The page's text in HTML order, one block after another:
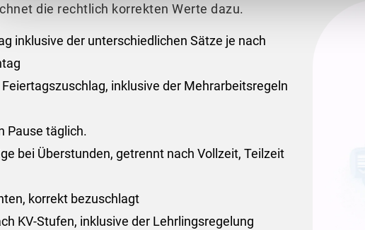
die rechtlich korrekten Werte dazu.
inklusive der unterschiedlichen Sätze je nach
inklusive der Mehrarbeitsregeln
Pause täglich.
bei Überstunden, getrennt nach Vollzeit, Teilzeit
korrekt bezuschlagt
KV-Stufen, inklusive der Lehrlingsregelung